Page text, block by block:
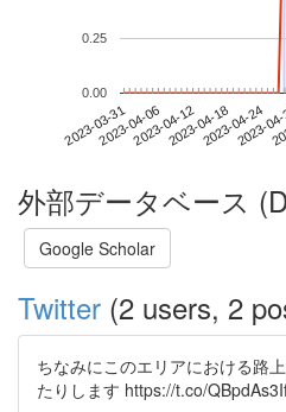
2023-03-312023-04-062023-04-122023-04-182023-04-24
2023-
0.00
0.25
外部データベース
Google Scholar
Twitter (2 users, 2
ちなみにこのエリアにおける路
たりします https://t.co/